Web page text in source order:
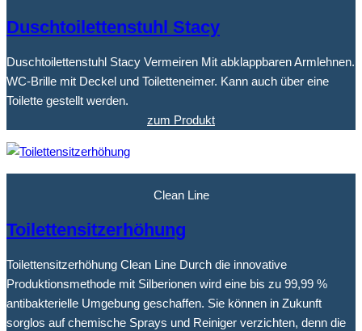
Duschtoilettenstuhl Stacy
Duschtoilettenstuhl Stacy Vermeiren Mit abklappbaren Armlehnen.
WC-Brille mit Deckel und Toiletteneimer. Kann auch über eine
Toilette gestellt werden.
zum Produkt
Clean Line
Toilettensitzerhöhung
Toilettensitzerhöhung Clean Line Durch die innovative
Produktionsmethode mit Silberionen wird eine bis zu 99,99 %
antibakterielle Umgebung geschaffen. Sie können in Zukunft
sorglos auf chemische Sprays und Reiniger verzichten, denn die